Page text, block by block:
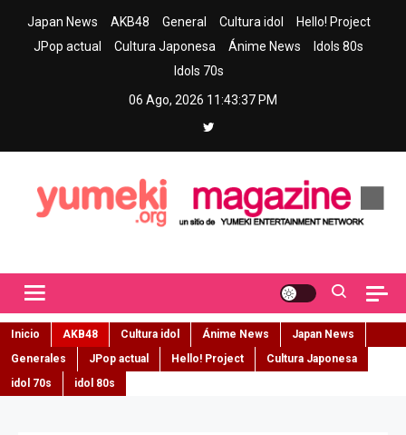
Japan News AKB48 General Cultura idol
Hello! Project
JPop actual
Cultura Japonesa Ánime News
Idols 80s
Idols 70s
06 Ago, 2026 11:43:38 PM
Inicio AKB48 Cultura idol Ánime News
Japan News
Generales
JPop actual Hello! Project
Cultura Japonesa
idol 70s
idol 80s